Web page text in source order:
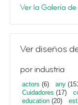
Ver la Galería
Ver diseños
por industria
actors (6) any
Cuidadores (17)
education (20)